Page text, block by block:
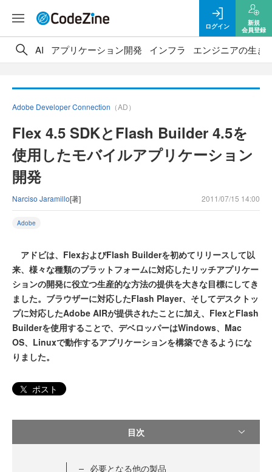
ログイン
新規
会員登録
AI アプリケーション開発 インフラ エンジニアの生き
Adobe Developer Connection （AD）
Flex 4.5 SDKとFlash Builder 4.5を
使用したモバイルアプリケーション
開発
Narciso Jaramillo[著] 2011/07/15 14:00
Adobe
アドビは、FlexおよびFlash Builderを初めてリリースして以
来、様々な種類のプラットフォームに対応したリッチアプリケー
ションの開発に役立つ生産的な方法の提供を大きな目標にしてき
ました。ブラウザーに対応したFlash Player、そしてデスクトッ
プに対応したAdobe AIRが提供されたことに加え、FlexとFlash
Builderを使用することで、デベロッパーはWindows、Mac
OS、Linuxで動作するアプリケーションを構築できるようにな
りました。
ポスト
目次
必要となる他の製品